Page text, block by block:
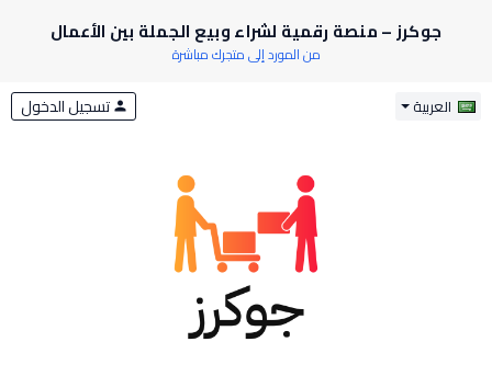
جوكرز – منصة رقمية لشراء وبيع الجملة بين الأعمال
من المورد إلى متجرك مباشرة
العربية person تسجيل الدخول